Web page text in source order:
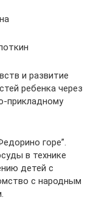
и развитие
ребенка через
прикладному
горе”.
в технике
детей с
с народным